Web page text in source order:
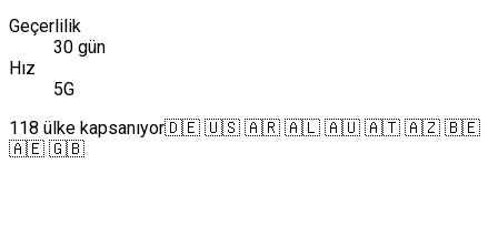
Geçerlilik
30 gün
Hız
5G
118 ülke kapsanıyor🇩🇪 🇺🇸 🇦🇷 🇦🇱 🇦🇺 🇦🇹 🇦🇿 🇧🇪
🇦🇪 🇬🇧